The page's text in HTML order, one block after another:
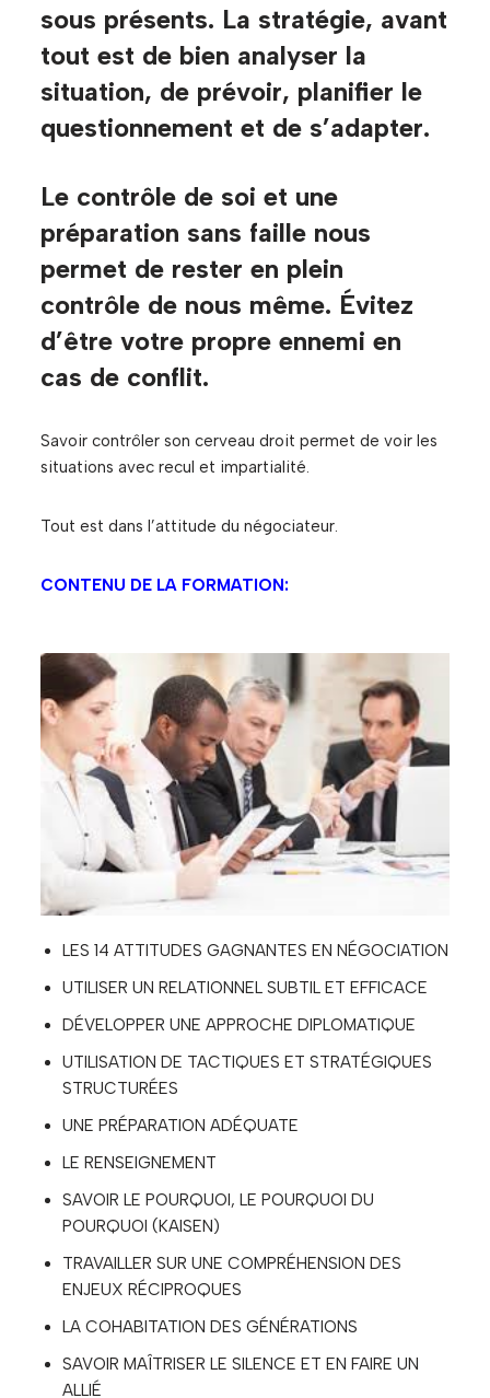
sous présents. La stratégie, avant
tout est de bien analyser la
situation, de prévoir, planifier le
questionnement et de s’adapter.
Le contrôle de soi et une
préparation sans faille nous
permet de rester en plein
contrôle de nous même. Évitez
d’être votre propre ennemi en
cas de conflit.
Savoir contrôler son cerveau droit permet de voir les
situations avec recul et impartialité.
Tout est dans l’attitude du négociateur.
CONTENU DE LA FORMATION:
LES 14 ATTITUDES GAGNANTES EN NÉGOCIATION
UTILISER UN RELATIONNEL SUBTIL ET EFFICACE
DÉVELOPPER UNE APPROCHE DIPLOMATIQUE
UTILISATION DE TACTIQUES ET STRATÉGIQUES
STRUCTURÉES
UNE PRÉPARATION ADÉQUATE
LE RENSEIGNEMENT
SAVOIR LE POURQUOI, LE POURQUOI DU
POURQUOI (KAISEN)
TRAVAILLER SUR UNE COMPRÉHENSION DES
ENJEUX RÉCIPROQUES
LA COHABITATION DES GÉNÉRATIONS
SAVOIR MAÎTRISER LE SILENCE ET EN FAIRE UN
ALLIÉ